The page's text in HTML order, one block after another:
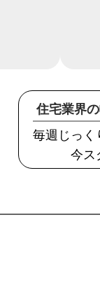
住宅業界
毎週じっく
今ス